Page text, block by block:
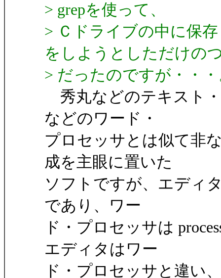
> grepを使って、
> Ｃドライブの中に保
をしようとしただけの
> だったのですが・・
秀丸などのテキスト
などのワード・
プロセッサとは似て非
成を主眼に置いた
ソフトですが、エディ
であり、ワー
ド・プロセッサは
エディタはワー
ド・プロセッサと違い